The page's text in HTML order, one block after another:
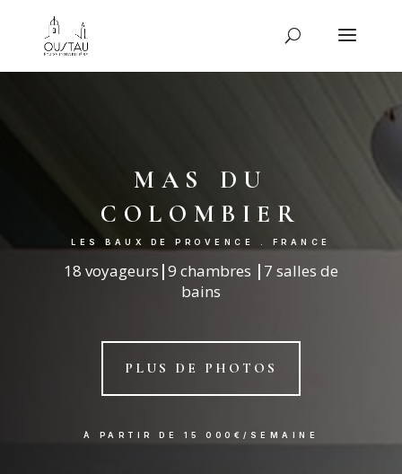
mas du
colombier
LES BAUX DE PROVENCE . FRANCE
18 voyageurs |9 chambres | 7 salles de
bains
PLUS DE PHOTOS
À PARTIR DE 15 000€/SEMAINE